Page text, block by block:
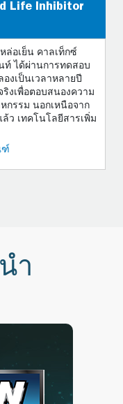
Life Inhibitor
ล่อเย็น คาลเท็กซ์
ท์ ได้ผ่านการทดสอบ
งเป็นเวลาหลายปี
งเพื่อตอบสนองความ
กรรม นอกเหนือจาก
ว เทคโนโลยีสารเพิ่ม
ฑ์
ำ